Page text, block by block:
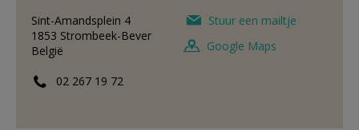
MIJN PAROCHIE
AANMELDEN OF REGISTREREN
Sint-Amandsplein 4
1853 Strombeek-Bever
België
02 267 19 72
Stuur een mailtje
Google Maps